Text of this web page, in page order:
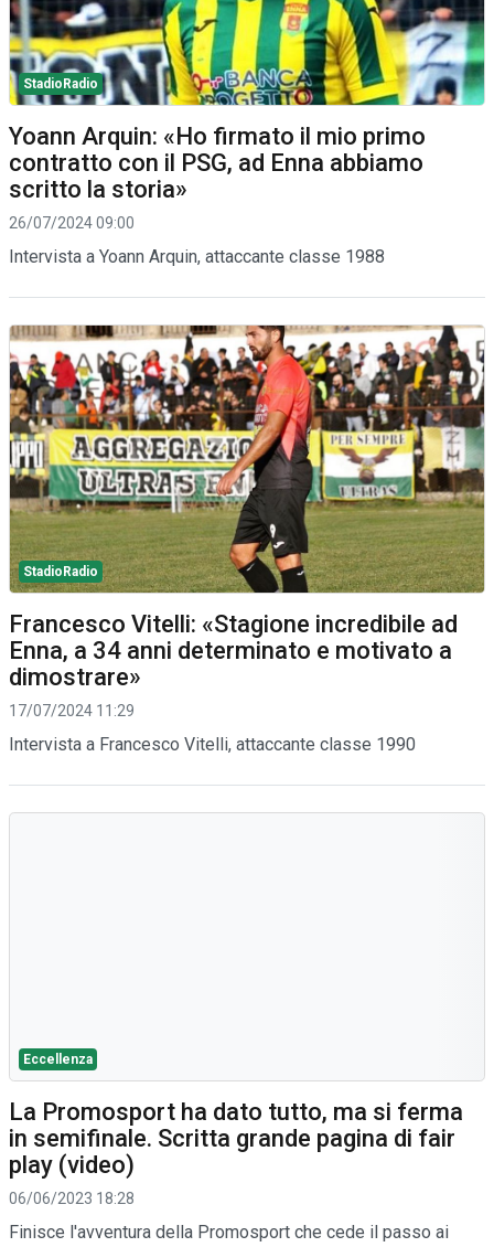
StadioRadio
Yoann Arquin: «Ho firmato il mio primo
contratto con il PSG, ad Enna abbiamo
scritto la storia»
26/07/2024 09:00
Intervista a Yoann Arquin, attaccante classe 1988
StadioRadio
Francesco Vitelli: «Stagione incredibile ad
Enna, a 34 anni determinato e motivato a
dimostrare»
17/07/2024 11:29
Intervista a Francesco Vitelli, attaccante classe 1990
Eccellenza
La Promosport ha dato tutto, ma si ferma
in semifinale. Scritta grande pagina di fair
play (video)
06/06/2023 18:28
Finisce l'avventura della Promosport che cede il passo ai